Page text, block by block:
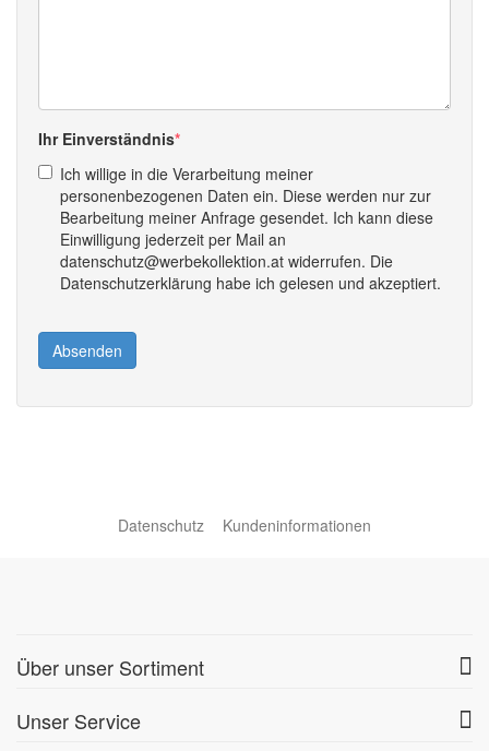
Ihr Einverständnis
Ich willige in die Verarbeitung meiner
personenbezogenen Daten ein. Diese werden nur zur
Bearbeitung meiner Anfrage gesendet. Ich kann diese
Einwilligung jederzeit per Mail an
datenschutz@werbekollektion.at widerrufen. Die
Datenschutzerklärung habe ich gelesen und akzeptiert.
Absenden
Datenschutz Kundeninformationen
Über unser Sortiment
Unser Service